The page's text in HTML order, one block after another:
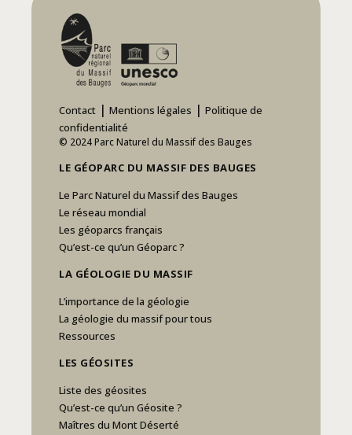
Contact | Mentions légales | Politique de
confidentialité
© 2024 Parc Naturel du Massif des Bauges
LE GÉOPARC DU MASSIF DES BAUGES
Le Parc Naturel du Massif des Bauges
Le réseau mondial
Les géoparcs français
Qu’est-ce qu’un Géoparc ?
LA GÉOLOGIE DU MASSIF
L’importance de la géologie
La géologie du massif pour tous
Ressources
LES GÉOSITES
Liste des géosites
Qu’est-ce qu’un Géosite ?
Maîtres du Mont Déserté